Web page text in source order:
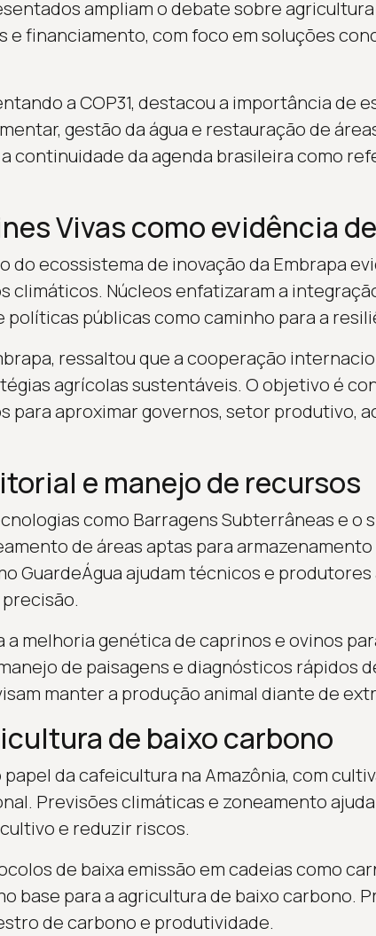
ampliam o debate sobre
e financiamento, com foco em soluções
a COP31, destacou a importância de
gestão da água e restauração de
continuidade da agenda brasileira como
Vivas como evidência
do ecossistema de inovação da Embrapa
climáticos. Núcleos enfatizaram a
públicas como caminho para a
ressaltou que a cooperação
agrícolas sustentáveis. O objetivo é
para aproximar governos, setor produtivo,
e manejo de recursos
como Barragens Subterrâneas e o
de áreas aptas para armazenamento
GuardeÁgua ajudam técnicos e produtores
melhoria genética de caprinos e ovinos
de paisagens e diagnósticos rápidos
manter a produção animal diante de
de baixo carbono
da cafeicultura na Amazônia, com
Previsões climáticas e zoneamento
e reduzir riscos.
de baixa emissão em cadeias como
base para a agricultura de baixo carbono.
de carbono e produtividade.